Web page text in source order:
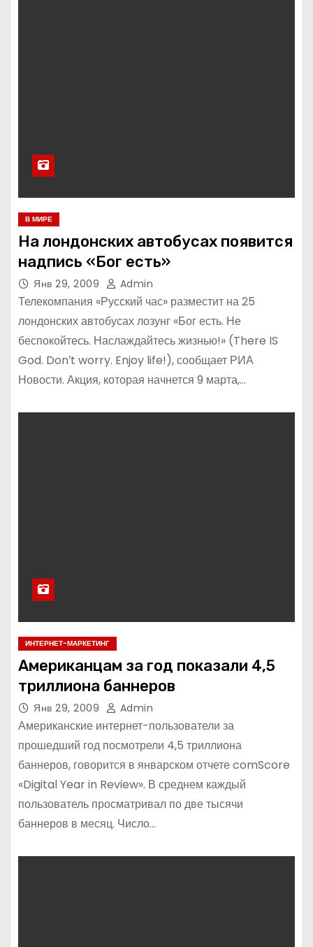
В МИРЕ
На лондонских автобусах появится
надпись «Бог есть»
Янв 29, 2009 Admin
Телекомпания «Русский час» разместит на 25
лондонских автобусах лозунг «Бог есть. Не
беспокойтесь. Наслаждайтесь жизнью!» (There IS
God. Don′t worry. Enjoy life!), сообщает РИА
Новости. Акция, которая начнется 9 марта,…
ИНТЕРНЕТ-МАРКЕТИНГ
Американцам за год показали 4,5
триллиона баннеров
Янв 29, 2009 Admin
Американские интернет-пользователи за
прошедший год посмотрели 4,5 триллиона
баннеров, говорится в январском отчете comScore
«Digital Year in Review». В среднем каждый
пользователь просматривал по две тысячи
баннеров в месяц. Число…